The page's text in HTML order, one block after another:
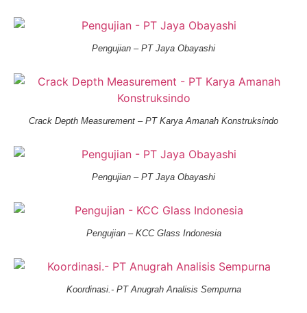
Pengujian – PT Jaya Obayashi
Crack Depth Measurement – PT Karya Amanah Konstruksindo
Pengujian – PT Jaya Obayashi
Pengujian – KCC Glass Indonesia
Koordinasi.- PT Anugrah Analisis Sempurna